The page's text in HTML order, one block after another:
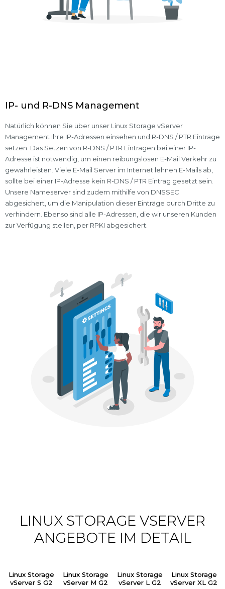
IP- und R-DNS Management
Natürlich können Sie über unser Linux Storage vServer
Management Ihre IP-Adressen einsehen und R-DNS / PTR Einträge
setzen. Das Setzen von R-DNS / PTR Einträgen bei einer IP-
Adresse ist notwendig, um einen reibungslosen E-Mail Verkehr zu
gewährleisten. Viele E-Mail Server im Internet lehnen E-Mails ab,
sollte bei einer IP-Adresse kein R-DNS / PTR Eintrag gesetzt sein.
Unsere Nameserver sind zudem mithilfe von DNSSEC
abgesichert, um die Manipulation dieser Einträge durch Dritte zu
verhindern. Ebenso sind alle IP-Adressen, die wir unseren Kunden
zur Verfügung stellen, per RPKI abgesichert.
LINUX STORAGE VSERVER
ANGEBOTE IM DETAIL
Linux Storage
vServer S G2
Linux Storage
vServer M G2
Linux Storage
vServer L G2
Linux Storage
vServer XL G2